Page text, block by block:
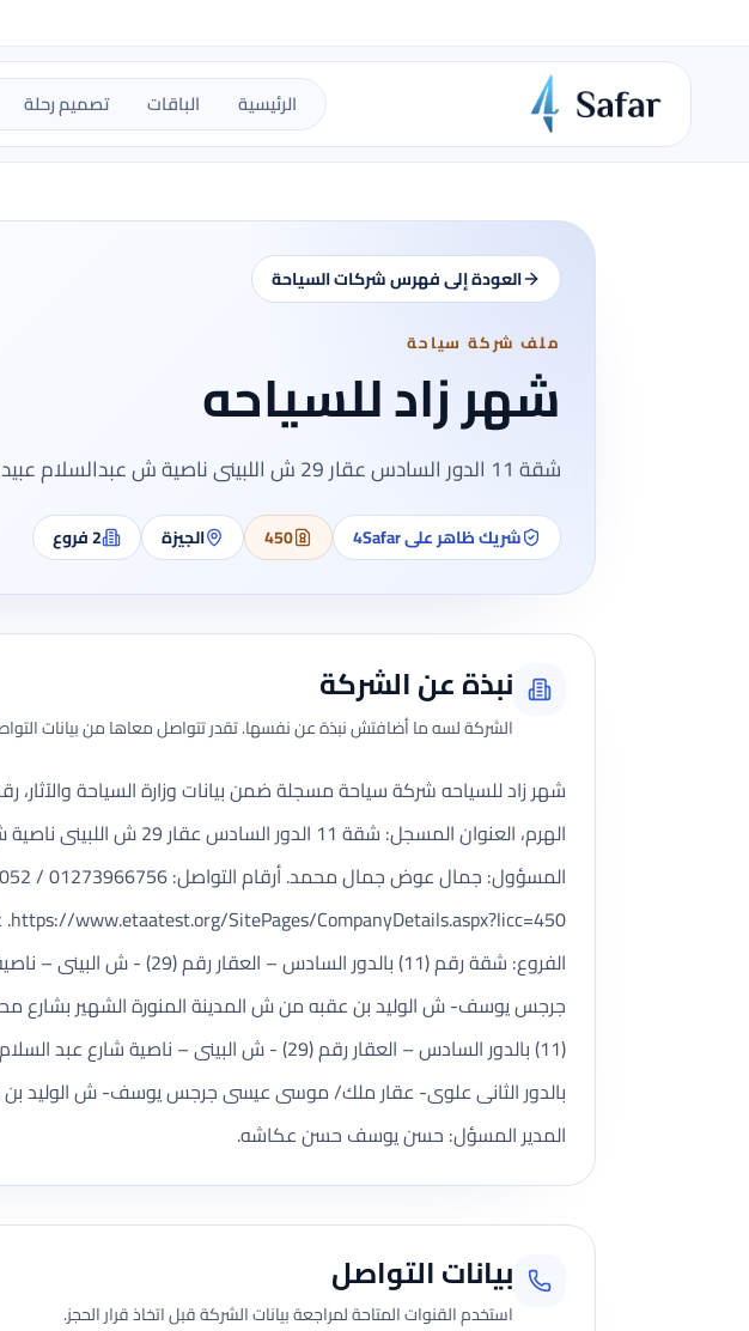
الرئيسية الباقات تصميم رحلة
العودة إلى فهرس شركات السياحة
ملف شركة سياحة
شهر زاد للسياحه
شقة 11 الدور السادس عقار 29 ش اللبينى ناصية ش عبدالسلام عبيد الهرم الجيزة
شريك ظاهر على 4Safar 450 الجيزة 2فروع
نبذة عن الشركة
الشركة لسه ما أضافتش نبذة عن نفسها. تقدر تتواصل معاها من بيانات
الهرم، العنوان المسجل:
المسؤول: جمال عوض جمال محمد. أرقام التواصل: 01273966756 / 01098927052 / 0، البريد الإلكتروني:
جرجس يوسف- ش الوليد بن عقبه من ش المدينة المنورة الشهير بشارع
بالدور الثانى علوى- عقار ملك/ موسى عيسى جرجس يوسف- ش الوليد بن
المدير المسؤل: حسن يوسف حسن عكاشه.
بيانات التواصل
استخدم القنوات المتاحة لمراجعة بيانات الشركة قبل اتخاذ قرار الحجز.